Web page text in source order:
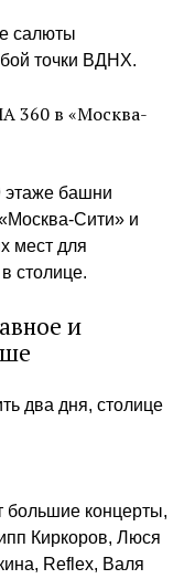
салюты
точки ВДНХ.
360 в «Москва-
этаже башни
Сити» и
мест для
столице.
и
два дня, столице
большие концерты,
Киркоров, Люся
Reflex, Валя